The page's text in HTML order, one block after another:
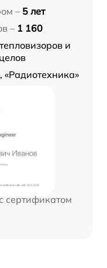
– 5 лет
– 1 160
и
сертификатом